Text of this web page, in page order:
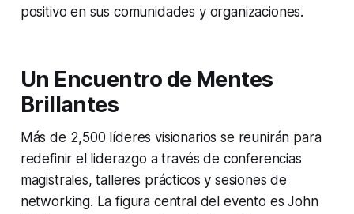
positivo en sus comunidades y organizaciones.
Un Encuentro de Mentes
Brillantes
Más de 2,500 líderes visionarios se reunirán para
redefinir el liderazgo a través de conferencias
magistrales, talleres prácticos y sesiones de
networking. La figura central del evento es John